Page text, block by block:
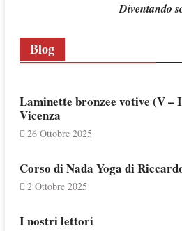
Diventando
Blog
Laminette bronzee votive (V –
Vicenza
26 Ottobre 2025
Corso di Nada Yoga di
2 Ottobre 2025
I nostri lettori